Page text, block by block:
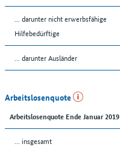
... darunter nicht erwerbsfähige
Hilfebedürftige
... darunter Ausländer
Arbeitslosenquote
Arbeitslosenquote Ende Januar 2019
... insgesamt